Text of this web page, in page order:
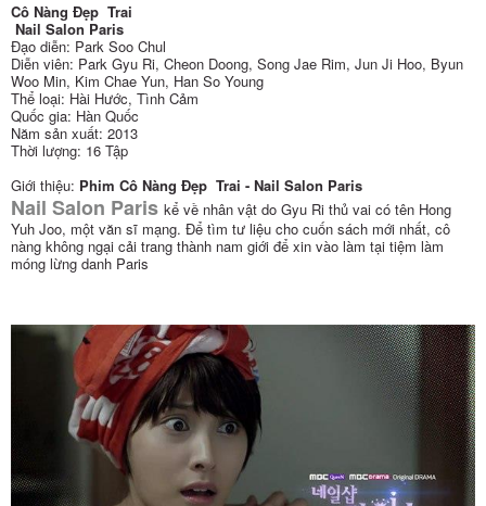
Cô Nàng Đẹp Trai
Nail Salon Paris
Đạo diễn: Park Soo Chul
Diễn viên: Park Gyu Ri, Cheon Doong, Song Jae Rim, Jun Ji Hoo, Byun
Woo Min, Kim Chae Yun, Han So Young
Thể loại: Hài Hước, Tình Cảm
Quốc gia: Hàn Quốc
Năm sản xuất: 2013
Thời lượng: 16 Tập
Giới thiệu: Phim Cô Nàng Đẹp Trai - Nail Salon Paris
Nail Salon Paris kể về nhân vật do Gyu Ri thủ vai có tên Hong
Yuh Joo, một văn sĩ mạng. Để tìm tư liệu cho cuốn sách mới nhất, cô
nàng không ngại cải trang thành nam giới để xin vào làm tại tiệm làm
móng lừng danh Paris